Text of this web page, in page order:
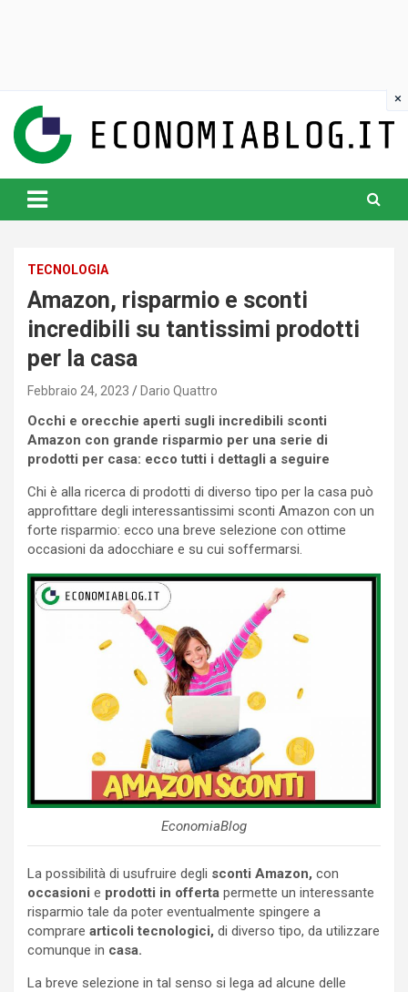
content
www.economiablog.it
TECNOLOGIA
Amazon, risparmio e sconti
incredibili su tantissimi prodotti
per la casa
Febbraio 24, 2023 Dario Quattro
Occhi e orecchie aperti sugli incredibili sconti
Amazon con grande risparmio per una serie di
prodotti per casa: ecco tutti i dettagli a seguire
Chi è alla ricerca di prodotti di diverso tipo per la casa può
approfittare degli interessantissimi sconti Amazon con un
forte risparmio: ecco una breve selezione con ottime
occasioni da adocchiare e su cui soffermarsi.
EconomiaBlog
La possibilità di usufruire degli sconti Amazon, con
occasioni e prodotti in offerta permette un interessante
risparmio tale da poter eventualmente spingere a
comprare articoli tecnologici, di diverso tipo, da utilizzare
comunque in casa.
La breve selezione in tal senso si lega ad alcune delle